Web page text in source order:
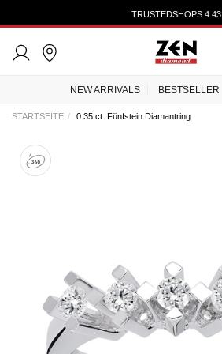
TRUSTEDSHOPS 4.43
NEW ARRIVALS BESTSELLER
STARTSEITE 0.35 ct. Fünfstein Diamantring